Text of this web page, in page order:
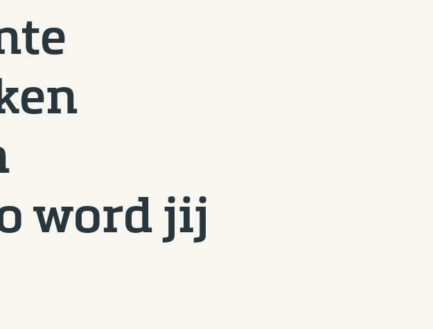
word jij